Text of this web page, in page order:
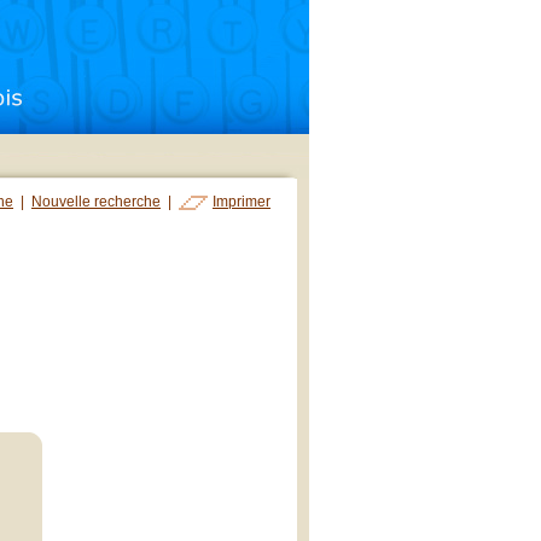
Nouvelle recherche Imprimer